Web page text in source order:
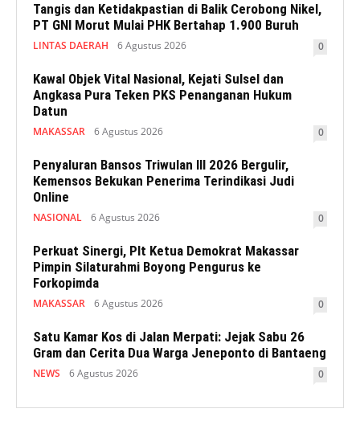
Tangis dan Ketidakpastian di Balik Cerobong Nikel,
PT GNI Morut Mulai PHK Bertahap 1.900 Buruh
LINTAS DAERAH 6 Agustus 2026 0
Kawal Objek Vital Nasional, Kejati Sulsel dan
Angkasa Pura Teken PKS Penanganan Hukum
Datun
MAKASSAR 6 Agustus 2026 0
Penyaluran Bansos Triwulan III 2026 Bergulir,
Kemensos Bekukan Penerima Terindikasi Judi
Online
NASIONAL 6 Agustus 2026 0
Perkuat Sinergi, Plt Ketua Demokrat Makassar
Pimpin Silaturahmi Boyong Pengurus ke
Forkopimda
MAKASSAR 6 Agustus 2026 0
Satu Kamar Kos di Jalan Merpati: Jejak Sabu 26
Gram dan Cerita Dua Warga Jeneponto di Bantaeng
NEWS 6 Agustus 2026 0